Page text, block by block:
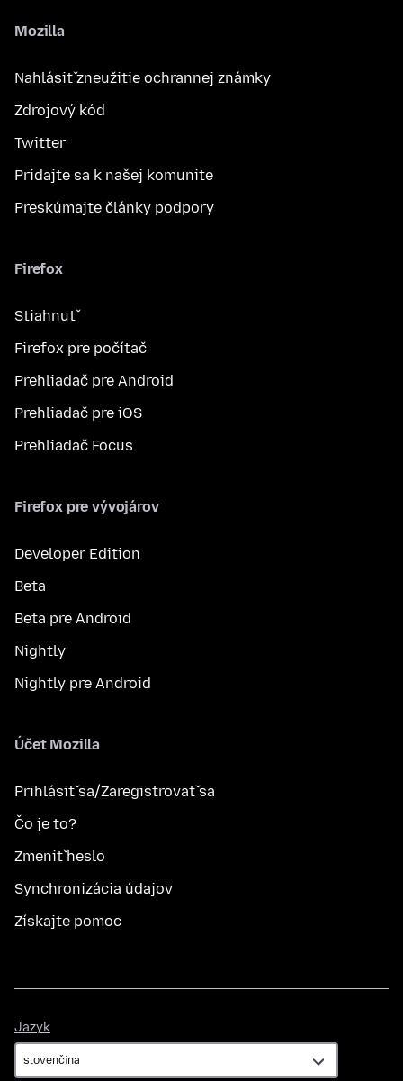
Mozilla
Nahlásiť zneužitie ochrannej známky
Zdrojový kód
Twitter
Pridajte sa k našej komunite
Preskúmajte články podpory
Firefox
Stiahnuť
Firefox pre počítač
Prehliadač pre Android
Prehliadač pre iOS
Prehliadač Focus
Firefox pre vývojárov
Developer Edition
Beta
Beta pre Android
Nightly
Nightly pre Android
Účet Mozilla
Prihlásiť sa/Zaregistrovať sa
Čo je to?
Zmeniť heslo
Synchronizácia údajov
Získajte pomoc
Jazyk